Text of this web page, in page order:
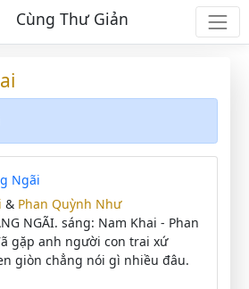
Cùng Thư Giản
Ngãi
& Phan Quỳnh Như
NGÃI. sáng: Nam Khai - Phan
gặp anh người con trai xứ
giòn chẳng nói gì nhiều đâu.